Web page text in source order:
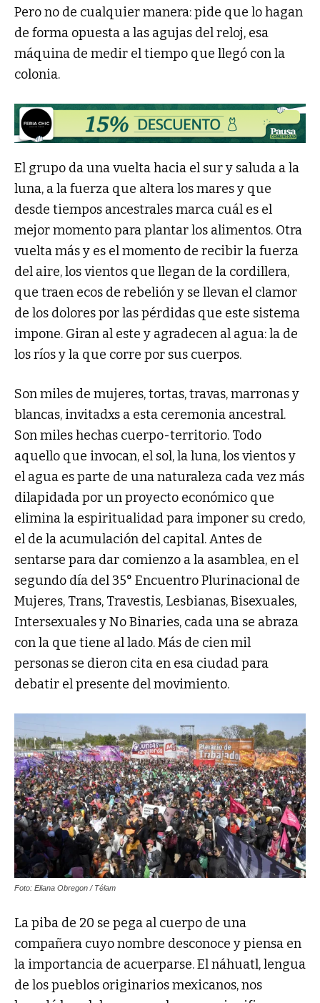
Pero no de cualquier manera: pide que lo hagan
de forma opuesta a las agujas del reloj, esa
máquina de medir el tiempo que llegó con la
colonia.
El grupo da una vuelta hacia el sur y saluda a la
luna, a la fuerza que altera los mares y que
desde tiempos ancestrales marca cuál es el
mejor momento para plantar los alimentos. Otra
vuelta más y es el momento de recibir la fuerza
del aire, los vientos que llegan de la cordillera,
que traen ecos de rebelión y se llevan el clamor
de los dolores por las pérdidas que este sistema
impone. Giran al este y agradecen al agua: la de
los ríos y la que corre por sus cuerpos.
Son miles de mujeres, tortas, travas, marronas y
blancas, invitadxs a esta ceremonia ancestral.
Son miles hechas cuerpo-territorio. Todo
aquello que invocan, el sol, la luna, los vientos y
el agua es parte de una naturaleza cada vez más
dilapidada por un proyecto económico que
elimina la espiritualidad para imponer su credo,
el de la acumulación del capital. Antes de
sentarse para dar comienzo a la asamblea, en el
segundo día del 35° Encuentro Plurinacional de
Mujeres, Trans, Travestis, Lesbianas, Bisexuales,
Intersexuales y No Binaries, cada una se abraza
con la que tiene al lado. Más de cien mil
personas se dieron cita en esa ciudad para
debatir el presente del movimiento.
Foto: Eliana Obregon / Télam
La piba de 20 se pega al cuerpo de una
compañera cuyo nombre desconoce y piensa en
la importancia de acuerparse. El náhuatl, lengua
de los pueblos originarios mexicanos, nos